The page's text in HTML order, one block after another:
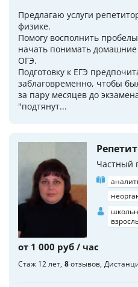
Предлагаю услуги
физике.
Помогу восполнить
начать понимать
ОГЭ.
Подготовку к ЕГЭ
заблаговременно, чтобы
за пару месяцев до
"подтянут...
Частный
от 1 000 руб / час
Стаж 12 лет 8отзывов